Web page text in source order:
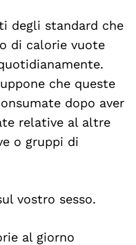
degli standard che
di calorie vuote
che queste
dopo aver
relative al altre
o gruppi di
vostro sesso.
al giorno